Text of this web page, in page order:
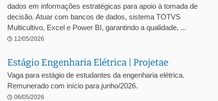
dados em informações estratégicas para apoio à tomada de
decisão. Atuar com bancos de dados, sistema TOTVS
Multicultivo, Excel e Power BI, garantindo a qualidade, ...
12/05/2026
Estágio Engenharia Elétrica | Projetae
Vaga para estágio de estudantes da engenharia elétrica.
Remunerado com início para junho/2026.
06/05/2026